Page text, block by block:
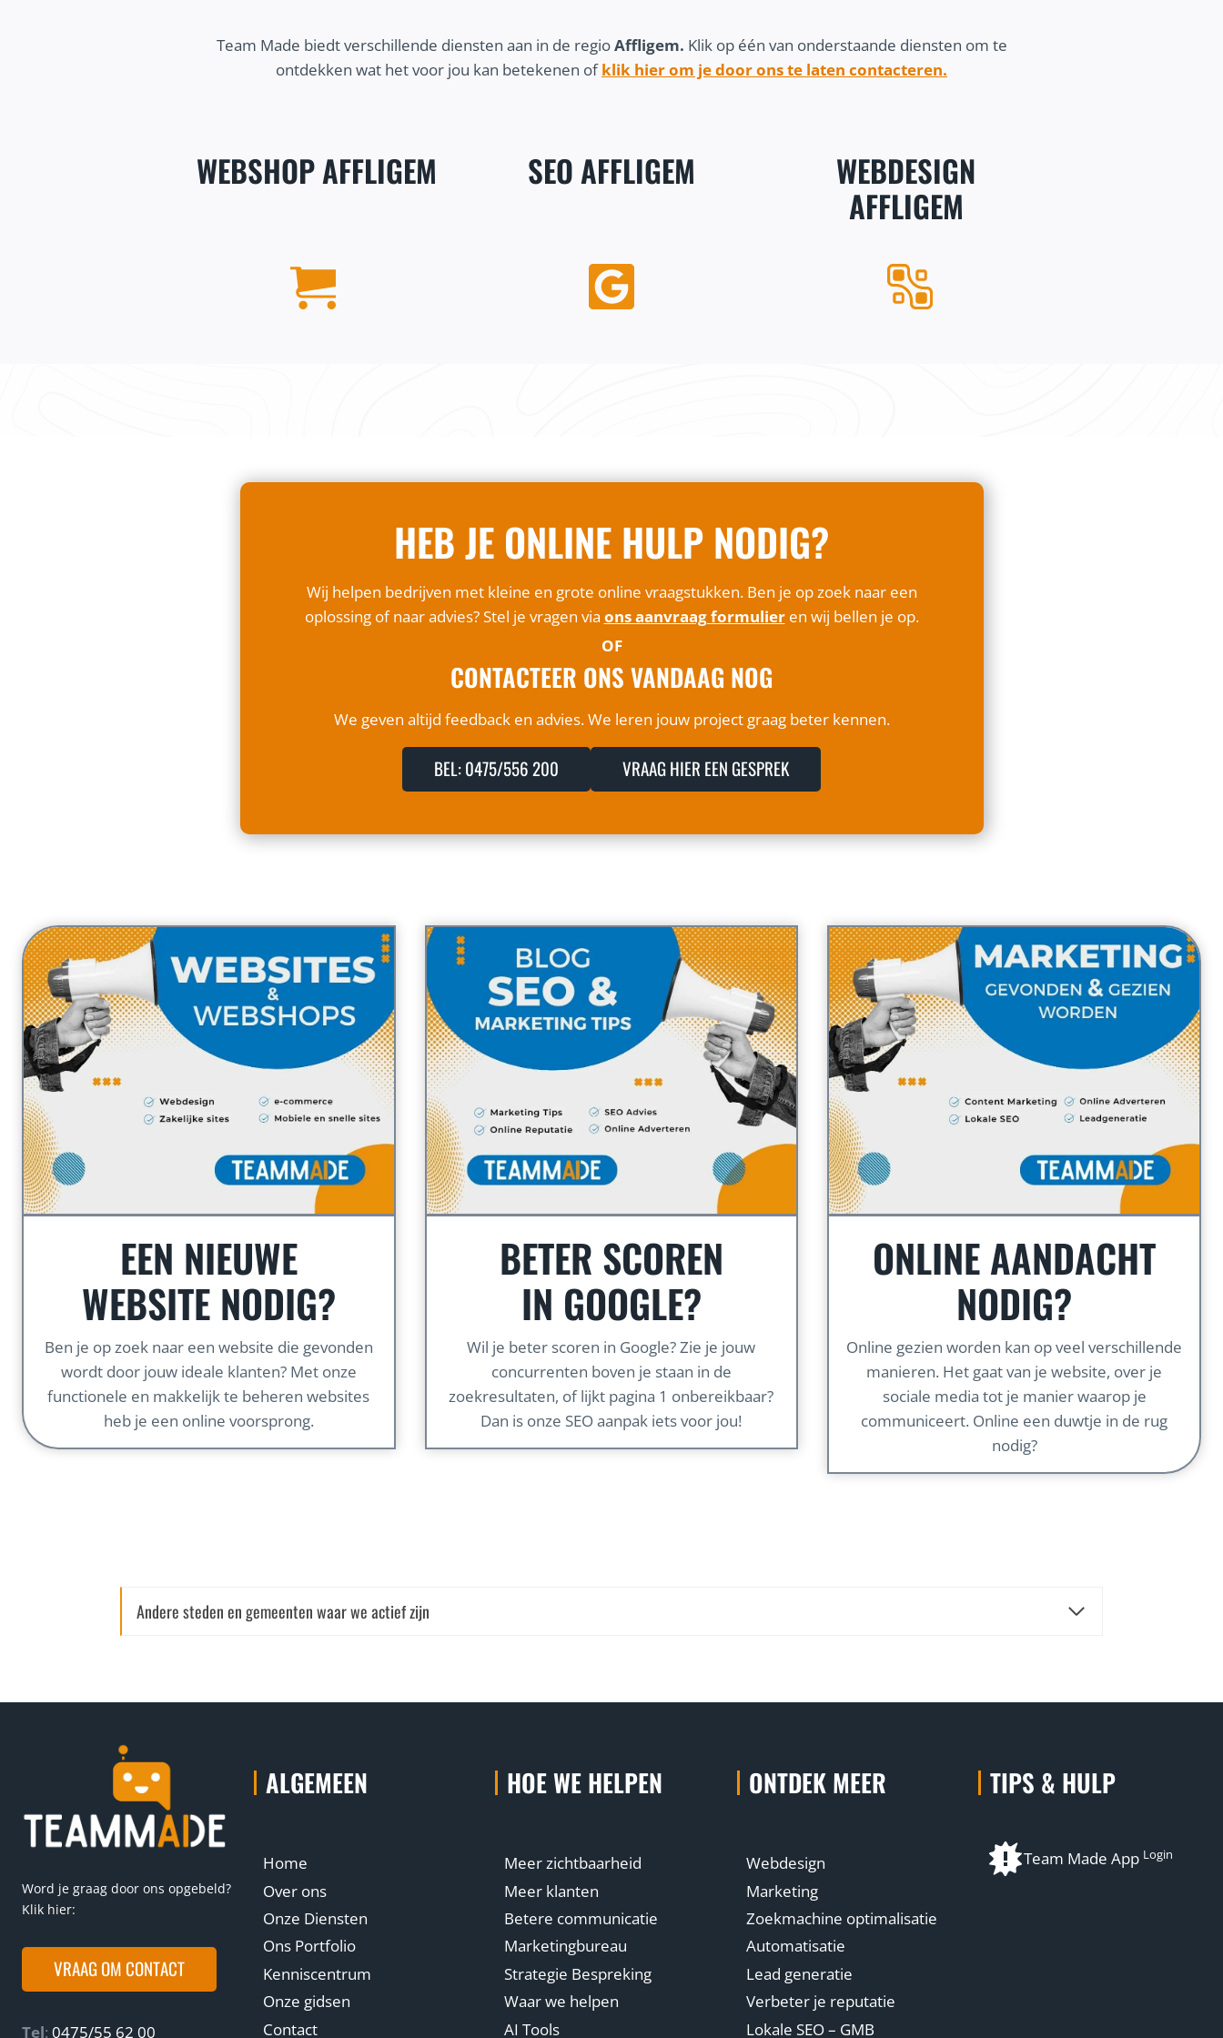
Team Made biedt verschillende diensten aan in de regioAffligem. Klik op één van onderstaande diensten om te
ontdekken wat het voor jou kan betekenen ofklik hier om je door ons te laten contacteren.
WEBSHOP AFFLIGEM SEO AFFLIGEM WEBDESIGN
AFFLIGEM
HEB JE ONLINE HULP NODIG?
Wij helpen bedrijven met kleine en grote online vraagstukken. Ben je op zoek naar een
oplossing of naar advies? Stel je vragen via ons aanvraag formulieren wij bellen je op.
OF
CONTACTEER ONS VANDAAG NOG
We geven altijd feedback en advies. We leren jouw project graag beter kennen.
BEL: 0475/556 200 VRAAG HIER EEN GESPREK
EEN NIEUWE
WEBSITE NODIG?
Ben je op zoek naar een website die gevonden
wordt door jouw ideale klanten? Met onze
functionele en makkelijk te beheren websites
heb je een online voorsprong.
BETER SCOREN
IN GOOGLE?
Wil je beter scoren in Google? Zie je jouw
concurrenten boven je staan in de
zoekresultaten, of lijkt pagina 1 onbereikbaar?
Dan is onze SEO aanpak iets voor jou!
ONLINE AANDACHT
NODIG?
Online gezien worden kan op veel verschillende
manieren. Het gaat van je website, over je
sociale media tot je manier waarop je
communiceert. Online een duwtje in de rug
nodig?
Andere steden en gemeenten waar we actief zijn
Word je graag door ons opgebeld?
Klik hier:
VRAAG OM CONTACT
Tel: 0475/55 62 00
ALGEMEEN
Home
Over ons
Onze Diensten
Ons Portfolio
Kenniscentrum
Onze gidsen
Contact
HOE WE HELPEN
Meer zichtbaarheid
Meer klanten
Betere communicatie
Marketingbureau
Strategie Bespreking
Waar we helpen
AI Tools
ONTDEK MEER
Webdesign
Marketing
Zoekmachine optimalisatie
Automatisatie
Lead generatie
Verbeter je reputatie
Lokale SEO – GMB
TIPS & HULP
Team Made App Login